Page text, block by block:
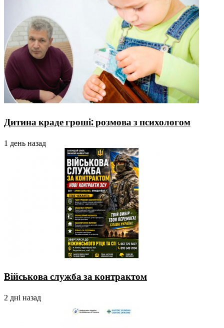
Дитина краде гроші: розмова з психологом
1 день назад
Військова служба за контрактом
2 дні назад